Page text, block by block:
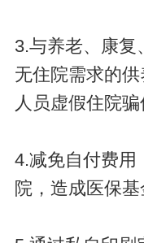
3.与养老、康复
无住院需求的
人员虚假住院骗
4.减免自付费用
院，造成医保基